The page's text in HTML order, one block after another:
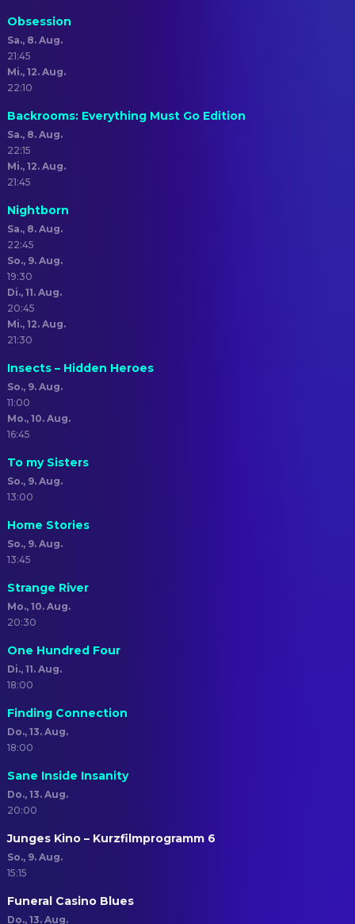
Obsession
Sa., 8. Aug.
21:45
Mi., 12. Aug.
22:10
Backrooms: Everything Must Go Edition
Sa., 8. Aug.
22:15
Mi., 12. Aug.
21:45
Nightborn
Sa., 8. Aug.
22:45
So., 9. Aug.
19:30
Di., 11. Aug.
20:45
Mi., 12. Aug.
21:30
Insects – Hidden Heroes
So., 9. Aug.
11:00
Mo., 10. Aug.
16:45
To my Sisters
So., 9. Aug.
13:00
Home Stories
So., 9. Aug.
13:45
Strange River
Mo., 10. Aug.
20:30
One Hundred Four
Di., 11. Aug.
18:00
Finding Connection
Do., 13. Aug.
18:00
Sane Inside Insanity
Do., 13. Aug.
20:00
Junges Kino – Kurzfilmprogramm 6
So., 9. Aug.
15:15
Funeral Casino Blues
Do., 13. Aug.